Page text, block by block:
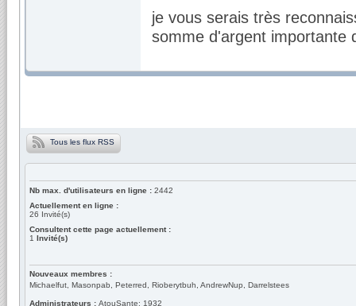
je vous serais très
somme d'argent importante
Tous les flux RSS
Nb max. d'utilisateurs en ligne : 2442
Actuellement en ligne :
26 Invité(s)
Consultent cette page actuellement :
1 Invité(s)
Nouveaux membres :
Michaelfut, Masonpab, Peterred, Rioberytbuh, AndrewNup, Darrelstees
Administrateurs : AtouSante: 1932